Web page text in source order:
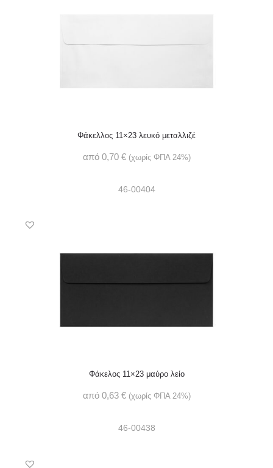
Φάκελλος 11×23 λευκό μεταλλιζέ
από 0,70 € (χωρίς ΦΠΑ 24%)
46-00404
Φάκελος 11×23 μαύρο λείο
από 0,63 € (χωρίς ΦΠΑ 24%)
46-00438